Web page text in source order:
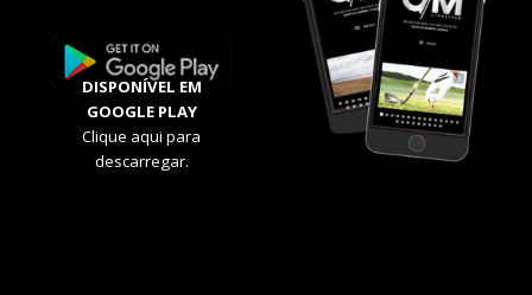
DISPONÍVEL EM
GOOGLE PLAY
Clique aqui para
descarregar.